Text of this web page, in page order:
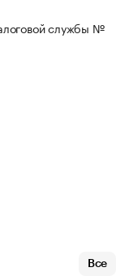
службы №
Все